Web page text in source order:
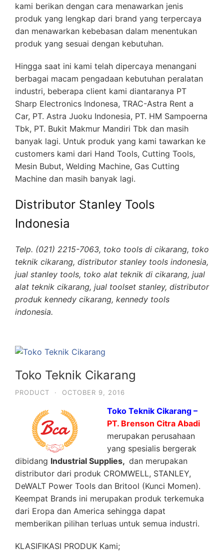
kami berikan dengan cara menawarkan jenis
produk yang lengkap dari brand yang terpercaya
dan menawarkan kebebasan dalam menentukan
produk yang sesuai dengan kebutuhan.
Hingga saat ini kami telah dipercaya menangani
berbagai macam pengadaan kebutuhan peralatan
industri, beberapa client kami diantaranya PT
Sharp Electronics Indonesa, TRAC-Astra Rent a
Car, PT. Astra Juoku Indonesia, PT. HM Sampoerna
Tbk, PT. Bukit Makmur Mandiri Tbk dan masih
banyak lagi. Untuk produk yang kami tawarkan ke
customers kami dari Hand Tools, Cutting Tools,
Mesin Bubut, Welding Machine, Gas Cutting
Machine dan masih banyak lagi.
Distributor Stanley Tools
Indonesia
Telp. (021) 2215-7063, toko tools di cikarang, toko
teknik cikarang, distributor stanley tools indonesia,
jual stanley tools, toko alat teknik di cikarang, jual
alat teknik cikarang, jual toolset stanley, distributor
produk kennedy cikarang, kennedy tools
indonesia.
Toko Teknik Cikarang
PRODUCT · OCTOBER 9, 2016
Toko Teknik Cikarang –
PT. Brenson Citra Abadi
merupakan perusahaan
yang spesialis bergerak
dibidang Industrial Supplies, dan merupakan
distributor dari produk CROMWELL, STANLEY,
DeWALT Power Tools dan Britool (Kunci Momen).
Keempat Brands ini merupakan produk terkemuka
dari Eropa dan America sehingga dapat
memberikan pilihan terluas untuk semua industri.
KLASIFIKASI PRODUK Kami;